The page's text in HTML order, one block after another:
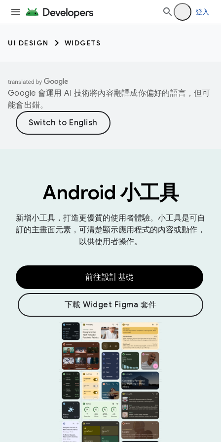
登入
UI DESIGN WIDGETS
Google 會運用 AI 技術將內容翻譯成你偏好的語言，但可
能會出錯。
Android 小工具
新增小工具，打造更優質的使用者體驗。小工具是可自
訂的主畫面元素，可清楚顯示應用程式的內容或動作，
以供使用者操作。
前往設計基礎
下載 Widget Figma 套件